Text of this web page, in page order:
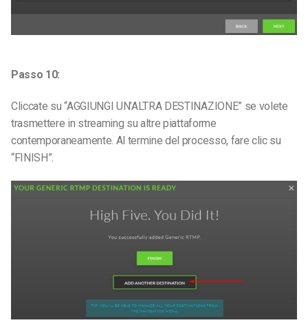
Passo 10:
Cliccate su “AGGIUNGI UN’ALTRA DESTINAZIONE” se volete
trasmettere in streaming su altre piattaforme
contemporaneamente. Al termine del processo, fare clic su
“FINISH”.